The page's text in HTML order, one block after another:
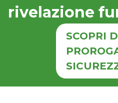
rivelazione
SCOPRI